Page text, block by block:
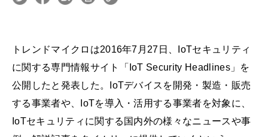
トレンドマイクロは2016年7月27日、IoTセキュリティ
に関する専門情報サイト「IoT Security Headlines」を
公開したと発表した。IoTデバイスを開発・製造・販売
する事業者や、IoTを導入・活用する事業者を対象に、
IoTセキュリティに関する国内外の様々なニュースや事